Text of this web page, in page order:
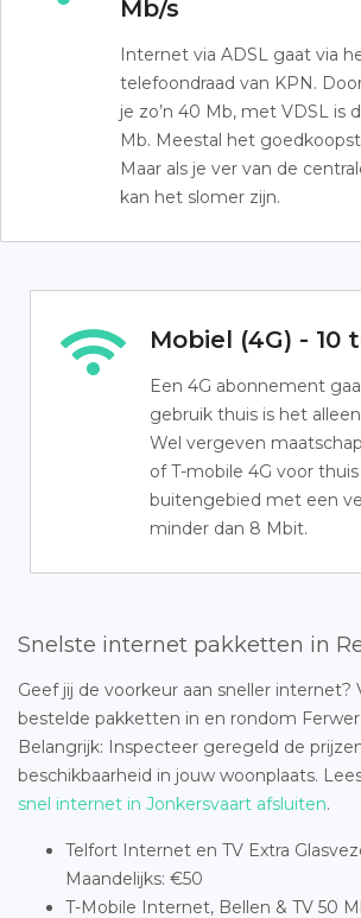
Mb/s
Internet via ADSL gaat via
telefoondraad van KPN.
je zo’n 40 Mb, met VDSL is
Mb. Meestal het
Maar als je ver van de
kan het slomer zijn.
Mobiel (4G) - 10
Een 4G abonnement
gebruik thuis is het
Wel vergeven
of T-mobile 4G voor
buitengebied met een
minder dan 8 Mbit.
Snelste internet pakketten in
Geef jij de voorkeur aan sneller internet?
bestelde pakketten in en rondom
Belangrijk: Inspecteer geregeld de
beschikbaarheid in jouw woonplaats.
snel internet in Jonkersvaart afsluiten.
Telfort Internet en TV Extra
Maandelijks: €50
T-Mobile Internet, Bellen & TV 50